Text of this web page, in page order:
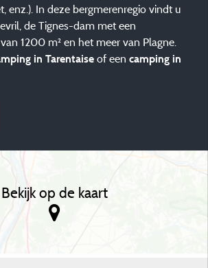
enz.). In deze bergmerenregio vindt u
de Tignes-dam met een
1200 m² en het meer van Plagne.
in Tarentaise of een camping in
Bekijk op de kaart